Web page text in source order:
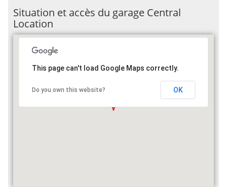
Situation et accès du garage Central
Location
This page can't load Google Maps correctly.
Do you own this website? OK